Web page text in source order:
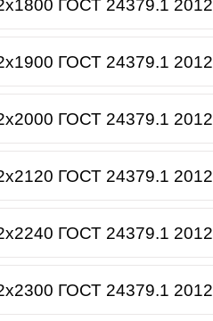
ГОСТ 24379.1 2012
ГОСТ 24379.1 2012
ГОСТ 24379.1 2012
ГОСТ 24379.1 2012
ГОСТ 24379.1 2012
ГОСТ 24379.1 2012